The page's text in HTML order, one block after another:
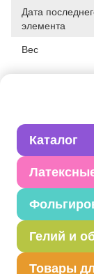
Каталог
Гелий и
Товары
Дата
элемента
Вес
Уникальный
гелий в
шар
Этого
шариков 12".
свойств: 1)
2) Греть до 3
нагревания 1
примет
середине
комнатной